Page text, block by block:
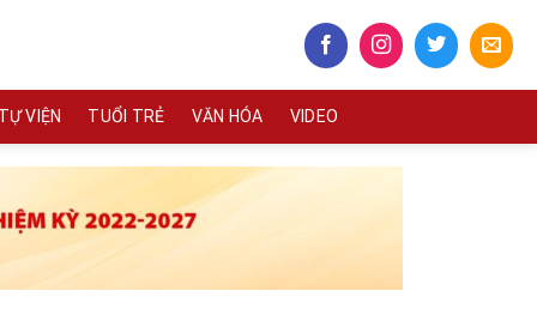
TỰ VIỆN TUỔI TRẺ VĂN HÓA VIDEO